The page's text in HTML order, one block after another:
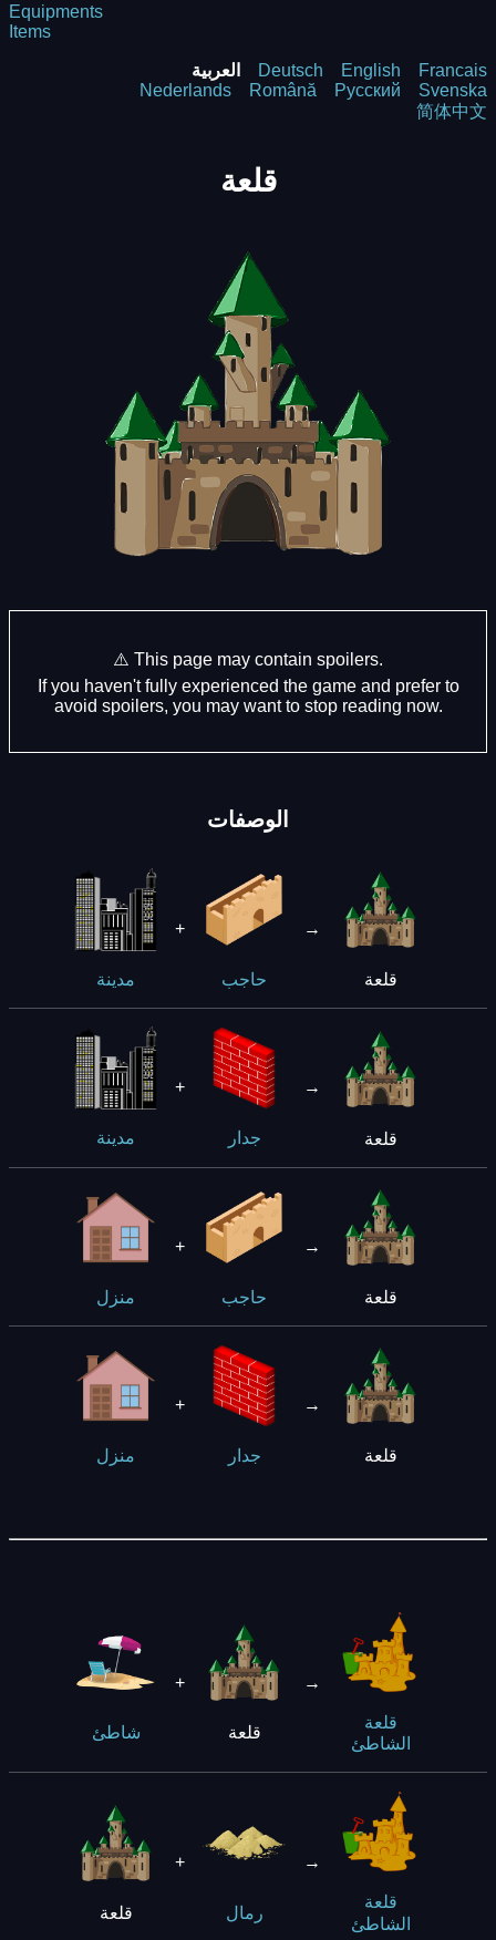
Equipments
Items
العربية Deutsch English
Francais
Nederlands
Română Русский
Svenska
简体中文
قلعة
⚠️ This page may contain spoilers.
If you haven't fully experienced the game and prefer to
avoid spoilers, you may want to stop reading now.
الوصفات
مدينة
+
حاجب
→
قلعة
مدينة
+
جدار
→
قلعة
منزل
+
حاجب
→
قلعة
منزل
+
جدار
→
قلعة
شاطئ
+
قلعة
→
قلعة
الشاطئ
قلعة
+
رمال
→
قلعة
الشاطئ